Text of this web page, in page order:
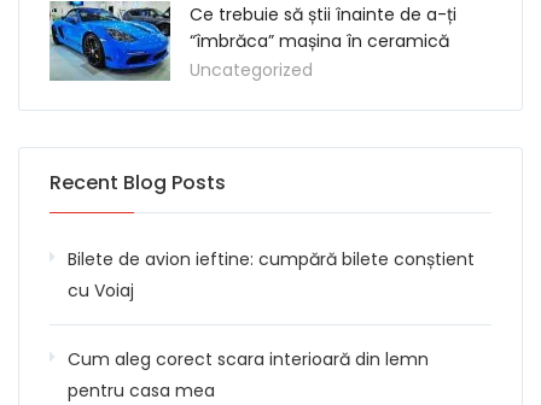
Ce trebuie să știi înainte de a-ți
“îmbrăca” mașina în ceramică
Uncategorized
Recent Blog Posts
Bilete de avion ieftine: cumpără bilete conștient
cu Voiaj
Cum aleg corect scara interioară din lemn
pentru casa mea